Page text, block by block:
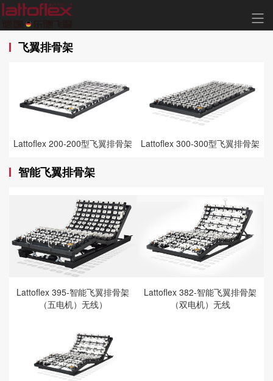
飞翼排骨架
Lattoflex 200-200型飞翼排骨架 Lattoflex 300-300型飞翼排骨架
智能飞翼排骨架
Lattoflex 395-智能飞翼排骨架
（五电机）无线）
Lattoflex 382-智能飞翼排骨架
（双电机）无线